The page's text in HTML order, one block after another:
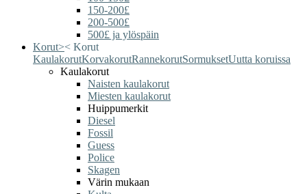
150-200£
200-500£
500£ ja ylöspäin
Korut>< Korut
KaulakorutKorvakorutRannekorutSormuksetUutta koruissa
Kaulakorut
Naisten kaulakorut
Miesten kaulakorut
Huippumerkit
Diesel
Fossil
Guess
Police
Skagen
Värin mukaan